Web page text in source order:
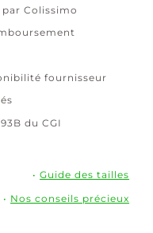
Colissimo
fournisseur
du CGI
•Guide des tailles
• Nos conseils précieux